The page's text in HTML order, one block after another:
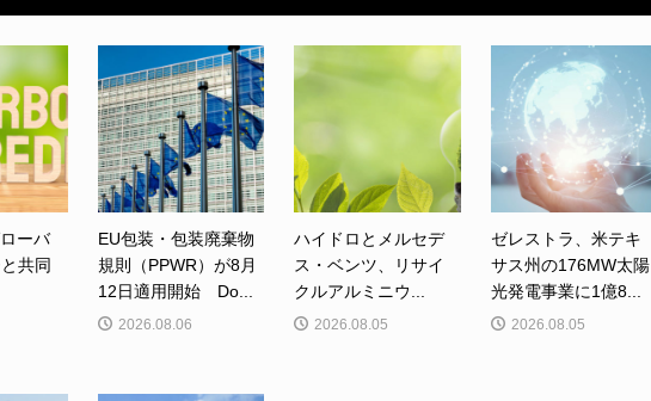
ーバ
共同
EU包装・包装廃棄物
規則（PPWR）が8月
12日適用開始 Do...
2026.08.06
ハイドロとメルセデ
ス・ベンツ、リサイ
クルアルミニウ...
2026.08.05
ゼレストラ、米テキ
サス州の176MW太陽
光発電事業に1億8...
2026.08.05